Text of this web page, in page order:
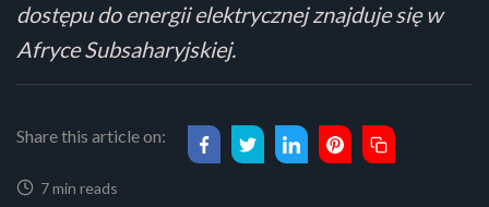
dostępu do energii elektrycznej znajduje się w
Afryce Subsaharyjskiej.
Share this article on:
7 min reads